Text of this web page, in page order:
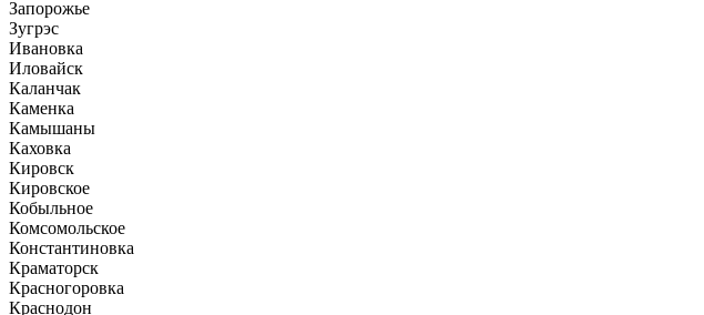
Запорожье
Зугрэс
Ивановка
Иловайск
Каланчак
Каменка
Камышаны
Каховка
Кировск
Кировское
Кобыльное
Комсомольское
Константиновка
Краматорск
Красногоровка
Краснодон